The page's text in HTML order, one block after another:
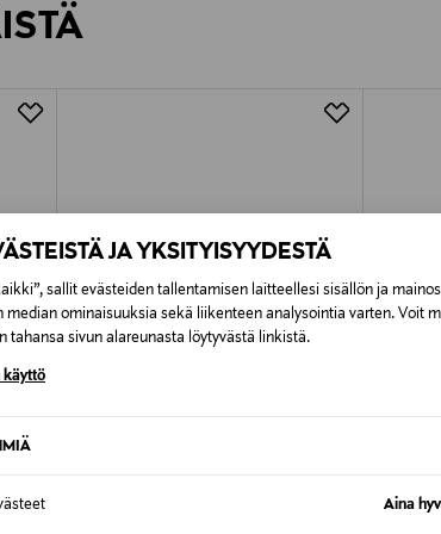
JA YKSITYISYYDESTÄ
sallit evästeiden tallentamisen laitteellesi sisällön ja
median ominaisuuksia sekä liikenteen analysointia varten. Voit
tahansa sivun alareunasta löytyvästä linkistä.
käyttö
Aina
Alk. 6,90 €, kun toimitus on